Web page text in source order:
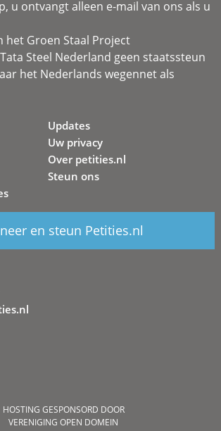
u ontvangt alleen e-mail van ons als u
het Groen Staal Project
Steel Nederland geen staatssteun
het Nederlands wegennet als
Updates
Uw privacy
Over petities.nl
Steun ons
en steun Petities.nl
HOSTING GESPONSORD DOOR
VERENIGING OPEN DOMEIN